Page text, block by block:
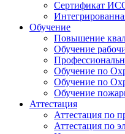
Сертификат
Обучение
Повышение
Обучение
Обучение по
Обучение по
Обучение
Аттестация
Аттестация по
Аттестация по